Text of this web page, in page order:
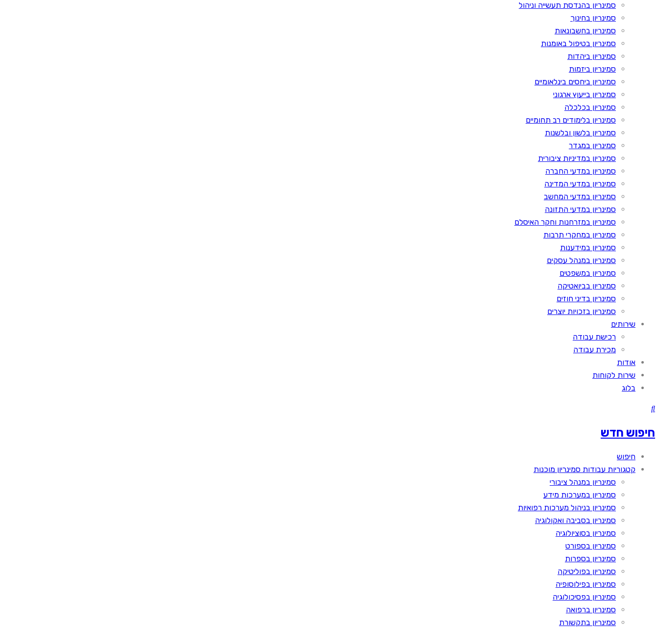
סמינריון בהנדסת תעשייה וניהול
סמינריון בחינוך
סמינריון בחשבונאות
סמינריון בטיפול באומנות
סמינריון ביהדות
סמינריון ביזמות
סמינריון ביחסים בינלאומיים
סמינריון בייעוץ ארגוני
סמינריון בכלכלה
סמינריון בלימודים רב תחומיים
סמינריון בלשון ובלשנות
סמינריון במגדר
סמינריון במדיניות ציבורית
סמינריון במדעי החברה
סמינריון במדעי המדינה
סמינריון במדעי המחשב
סמינריון במדעי התזונה
סמינריון במזרחנות וחקר האיסלם
סמינריון במחקרי תרבות
סמינריון במידענות
סמינריון במנהל עסקים
סמינריון במשפטים
סמינריון בביואטיקה
סמינריון בדיני חוזים
סמינריון בזכויות יוצרים
שירותים
רכישת עבודה
מכירת עבודה
אודות
שירות לקוחות
בלוג
חיפוש חדש
חיפוש
קטגוריות עבודות סמינריון מוכנות
סמינריון במנהל ציבורי
סמינריון במערכות מידע
סמינריון בניהול מערכות רפואיות
סמינריון בסביבה ואקולוגיה
סמינריון בסוציולוגיה
סמינריון בספורט
סמינריון בספרות
סמינריון בפוליטיקה
סמינריון בפילוסופיה
סמינריון בפסיכולוגיה
סמינריון ברפואה
סמינריון בתקשורת